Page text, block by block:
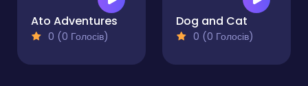
Ato Adventures
0 (0 Голосів)
Dog and Cat
0 (0 Голосів)